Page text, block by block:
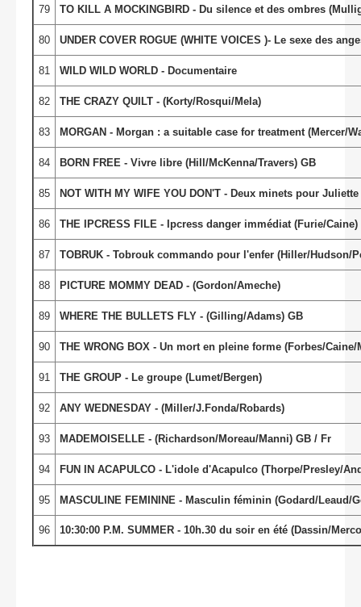
79 TO KILL A MOCKINGBIRD - Du silence et des ombres
80 UNDER COVER ROGUE (WHITE VOICES )- Le sexe des
81 WILD WILD WORLD - Documentaire
82 THE CRAZY QUILT - (Korty/Rosqui/Mela)
83 MORGAN - Morgan : a suitable case for treatment (Mercer/
84 BORN FREE - Vivre libre (Hill/McKenna/Travers) GB
85 NOT WITH MY WIFE YOU DON'T - Deux minets pour
86 THE IPCRESS FILE - Ipcress danger immédiat (Furie/Caine)
87 TOBRUK - Tobrouk commando pour l'enfer (Hiller/Hudson/
88 PICTURE MOMMY DEAD - (Gordon/Ameche)
89 WHERE THE BULLETS FLY - (Gilling/Adams) GB
90 THE WRONG BOX - Un mort en pleine forme (Forbes/Caine/
91 THE GROUP - Le groupe (Lumet/Bergen)
92 ANY WEDNESDAY - (Miller/J.Fonda/Robards)
93 MADEMOISELLE - (Richardson/Moreau/Manni) GB / Fr
94 FUN IN ACAPULCO - L'idole d'Acapulco (Thorpe/Presley/
95 MASCULINE FEMININE - Masculin féminin (Godard/Leaud/
96 10:30:00 P.M. SUMMER - 10h.30 du soir en été (Dassin/